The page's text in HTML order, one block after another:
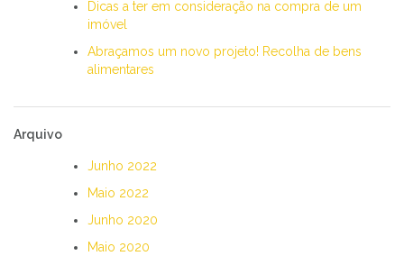
Dicas a ter em consideração na compra de um
imóvel
Abraçamos um novo projeto! Recolha de bens
alimentares
Arquivo
Junho 2022
Maio 2022
Junho 2020
Maio 2020